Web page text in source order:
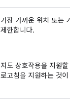
가장 가까운 위치 또는
제한합니다.
지도 상호작용을 지원
로고침을 지원하는 것